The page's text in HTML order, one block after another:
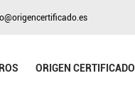
ORIGEN CERTIFICADO